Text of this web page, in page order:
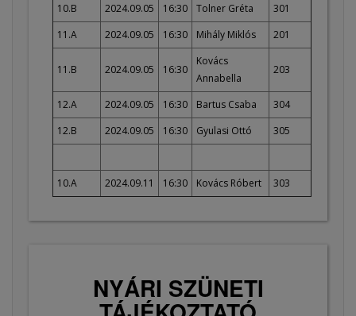
10.B 2024.09.05 16:30 Tolner Gréta
301
11.A
2024.09.05 16:30 Mihály Miklós 201
11.B 2024.09.05 16:30
Kovács
Annabella
203
12.A 2024.09.05 16:30 Bartus Csaba
304
12.B
2024.09.05 16:30 Gyulasi Ottó 305
10.A 2024.09.11 16:30 Kovács Róbert 303
NYÁRI SZÜNETI